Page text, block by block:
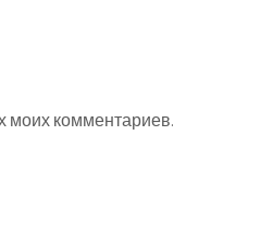
моих комментариев.